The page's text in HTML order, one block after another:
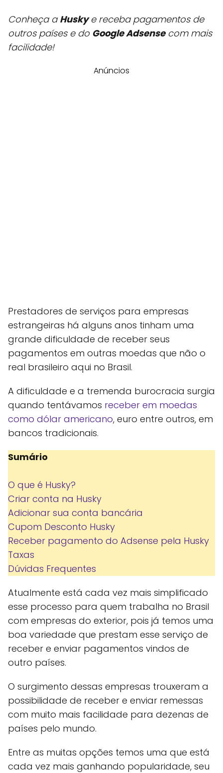
Conheça a Huskye receba pagamentos de
outros países e do Google Adsensecom mais
facilidade!
Anúncios
Prestadores de serviços para empresas
estrangeiras há alguns anos tinham uma
grande dificuldade de receber seus
pagamentos em outras moedas que não o
real brasileiro aqui no Brasil.
A dificuldade e a tremenda burocracia surgia
quando tentávamos receber em moedas
como dólar americano, euro entre outros, em
bancos tradicionais.
Sumário
O que é Husky?
Criar conta na Husky
Adicionar sua conta bancária
Cupom Desconto Husky
Receber pagamento do Adsense pela Husky
Taxas
Dúvidas Frequentes
Atualmente está cada vez mais simplificado
esse processo para quem trabalha no Brasil
com empresas do exterior, pois já temos uma
boa variedade que prestam esse serviço de
receber e enviar pagamentos vindos de
outro países.
O surgimento dessas empresas trouxeram a
possibilidade de receber e enviar remessas
com muito mais facilidade para dezenas de
países pelo mundo.
Entre as muitas opções temos uma que está
cada vez mais ganhando popularidade, seu